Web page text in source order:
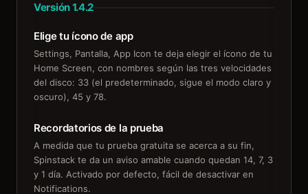
Versión 1.4.2
Elige tu ícono de app
Settings, Pantalla, App Icon te deja elegir el ícono de tu
Home Screen, con nombres según las tres velocidades
del disco: 33 (el predeterminado, sigue el modo claro y
oscuro), 45 y 78.
Recordatorios de la prueba
A medida que tu prueba gratuita se acerca a su fin,
Spinstack te da un aviso amable cuando quedan 14, 7, 3
y 1 día. Activado por defecto, fácil de desactivar en
Notifications.